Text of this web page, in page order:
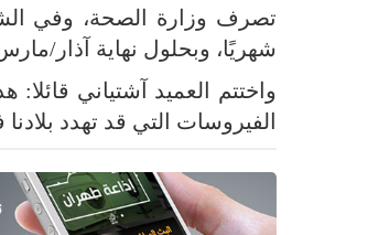
شهريًا، وبحلول نهاية آذار/مارس 2022 سنسلم 20 مليون جرعة لقاح لوزارة
واختتم العميد آشتياني
الفيروسات التي قد تهدد